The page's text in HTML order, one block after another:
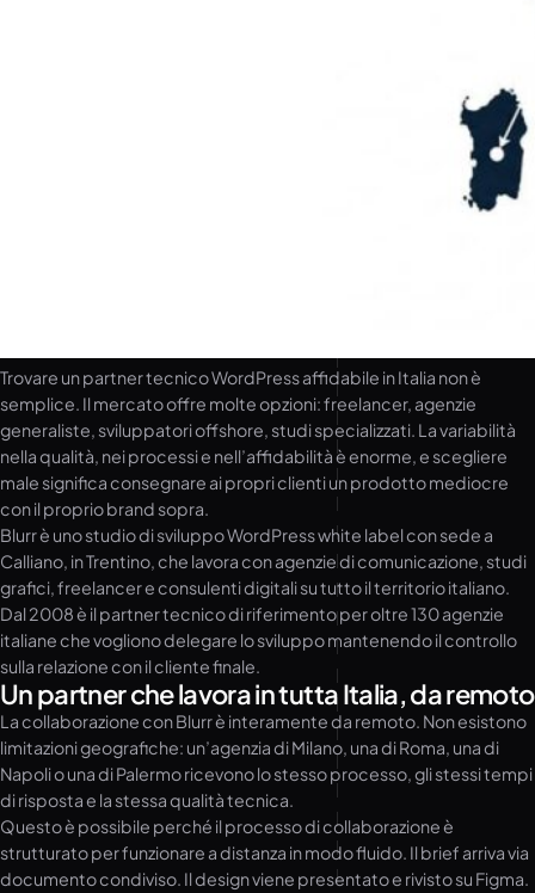
Trovare un partner tecnico WordPress affidabile in Italia non è
semplice. Il mercato offre molte opzioni: freelancer, agenzie
generaliste, sviluppatori offshore, studi specializzati. La variabilità
nella qualità, nei processi e nell’affidabilità è enorme, e scegliere
male significa consegnare ai propri clienti un prodotto mediocre
con il proprio brand sopra.
Blurr è uno studio di sviluppo WordPress white label con sede a
Calliano, in Trentino, che lavora con agenzie di comunicazione, studi
grafici, freelancer e consulenti digitali su tutto il territorio italiano.
Dal 2008 è il partner tecnico di riferimento per oltre 130 agenzie
italiane che vogliono delegare lo sviluppo mantenendo il controllo
sulla relazione con il cliente finale.
Un partner che lavora in tutta Italia, da remoto
La collaborazione con Blurr è interamente da remoto. Non esistono
limitazioni geografiche: un’agenzia di Milano, una di Roma, una di
Napoli o una di Palermo ricevono lo stesso processo, gli stessi tempi
di risposta e la stessa qualità tecnica.
Questo è possibile perché il processo di collaborazione è
strutturato per funzionare a distanza in modo fluido. Il brief arriva via
documento condiviso. Il design viene presentato e rivisto su Figma.